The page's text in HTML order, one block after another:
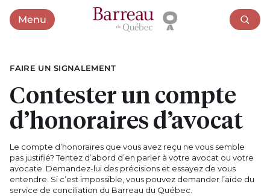
MenuOuvrir le menu
FAIRE UN SIGNALEMENT
Contester un compte
d’honoraires d’avocat
Le compte d’honoraires que vous avez reçu ne vous semble
pas justifié? Tentez d’abord d’en parler à votre avocat ou votre
avocate. Demandez-lui des précisions et essayez de vous
entendre. Si c’est impossible, vous pouvez demander l’aide du
service de conciliation du Barreau du Québec.